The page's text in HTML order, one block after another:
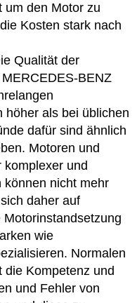
um den Motor zu
Kosten stark nach
Qualität der
BENZ
höher als bei üblichen
dafür sind ähnlich
Motoren und
komplexer und
können nicht mehr
daher auf
wie
Normalen
die Kompetenz und
und Fehler von